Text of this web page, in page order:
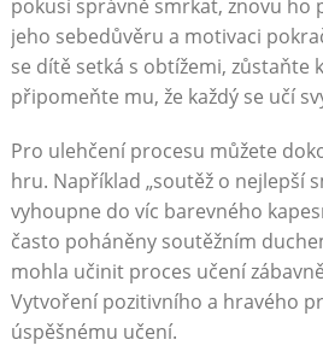
pokusí správně smrkat, znovu ho
jeho sebedůvěru a motivaci
se dítě setká s obtížemi, zůstaňte
připomeňte mu, že každý se učí
Pro ulehčení procesu můžete
hru. Například „soutěž o nejlepší
vyhoupne do víc barevného
často poháněny soutěžním
mohla učinit proces učení
Vytvoření pozitivního a hravého
úspěšnému učení.